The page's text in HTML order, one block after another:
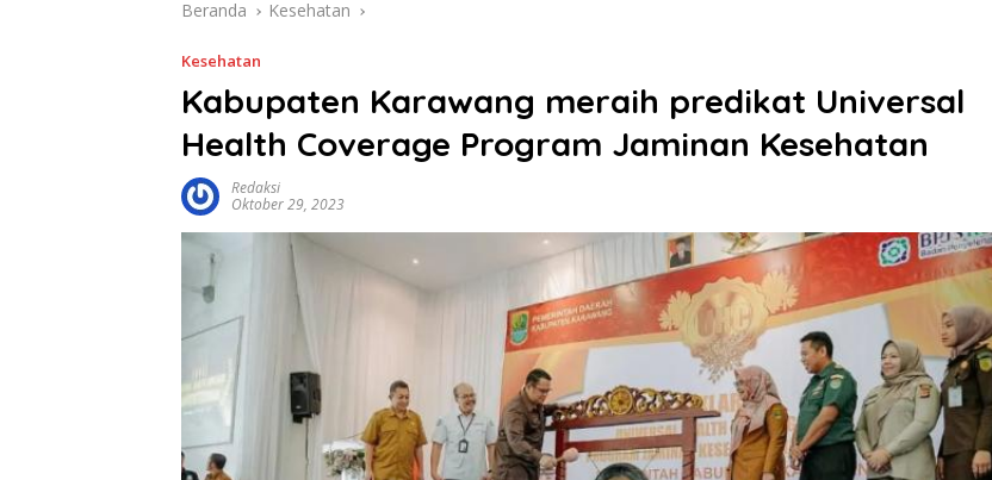
Beranda Kesehatan
Kesehatan
Kabupaten Karawang meraih predikat Universal
Health Coverage Program Jaminan Kesehatan
Redaksi
Oktober 29, 2023